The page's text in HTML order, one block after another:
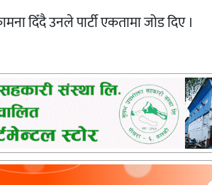
दिँदै उनले पार्टी एकतामा जोड दिए ।